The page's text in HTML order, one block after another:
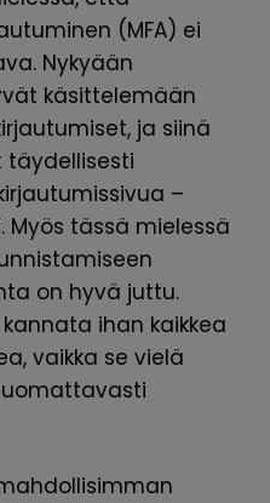
(MFA) ei
Nykyään
käsittelemään
ja siinä
–
tässä mielessä
on hyvä juttu.
kannata ihan kaikkea
vaikka se vielä